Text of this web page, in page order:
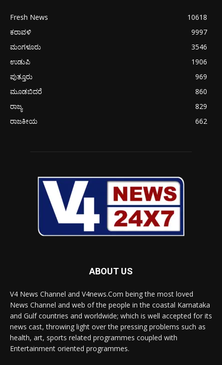
Fresh News
10618
ಕರಾವಳಿ
9997
ಮಂಗಳೂರು
3546
ಉಡುಪಿ
1906
ಪುತ್ತೂರು
969
ಮೂಡಬಿದರೆ
860
ರಾಜ್ಯ
829
ರಾಜಕೀಯ
662
ABOUT US
V4 News Channel and V4news.Com being the most loved
News Channel and web of the people in the coastal Karnataka
and Gulf countries and worldwide; which is well accepted for its
news cast, throwing light over the pressing problems such as
health, art, sports related programmes coupled with
Entertainment oriented programmes.